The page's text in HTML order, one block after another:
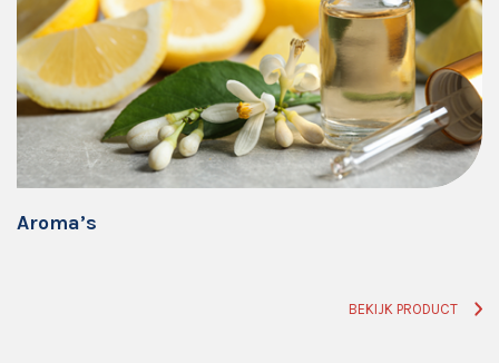
Aroma’s
BEKIJK PRODUCT